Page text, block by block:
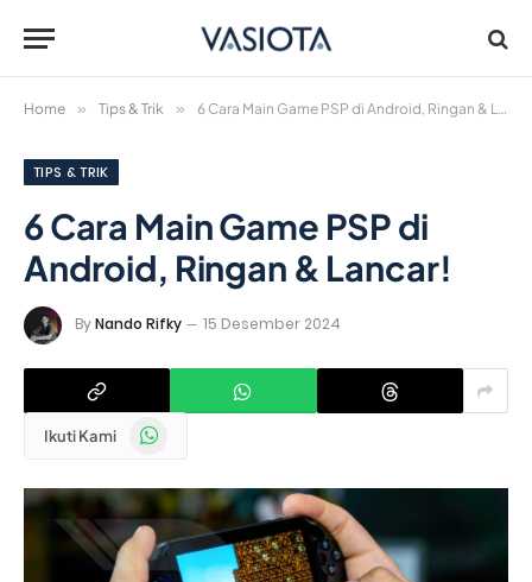
Home » Tips & Trik » 6 Cara Main Game PSP di Android, Ringan & Lancar!
TIPS & TRIK
6 Cara Main Game PSP di
Android, Ringan & Lancar!
ByNando Rifky 15 Desember 2024
Ikuti Kami WhatsApp